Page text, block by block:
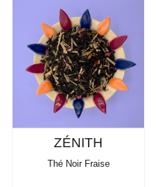
ZÉNITH
Thé Noir Fraise